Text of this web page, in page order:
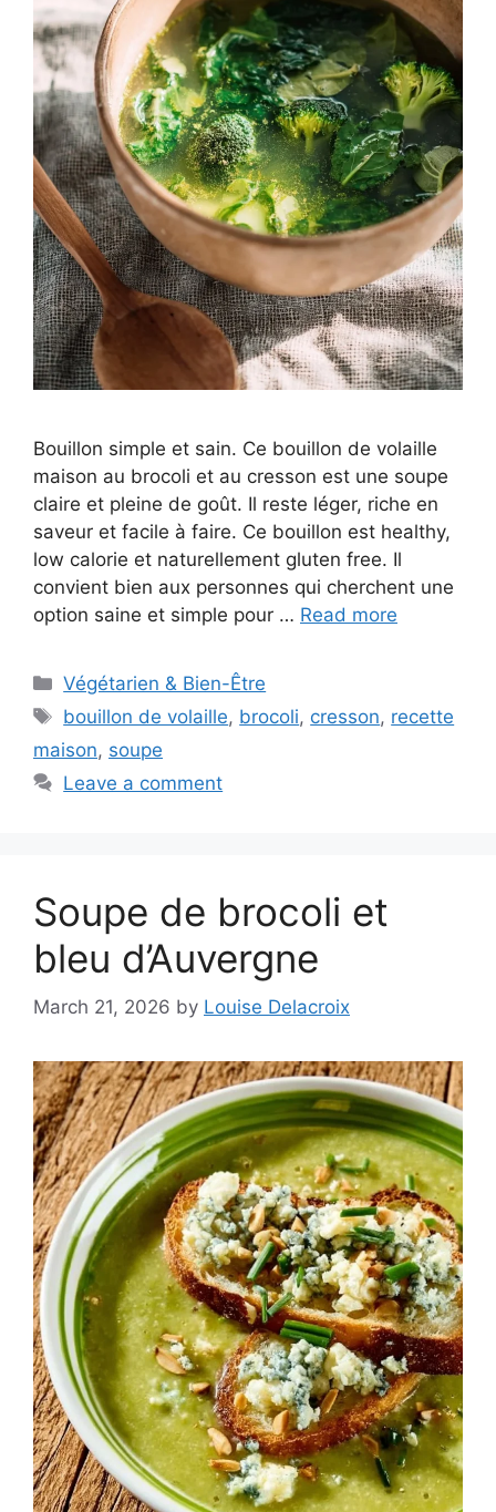
Bouillon simple et sain. Ce bouillon de volaille
maison au brocoli et au cresson est une soupe
claire et pleine de goût. Il reste léger, riche en
saveur et facile à faire. Ce bouillon est healthy,
low calorie et naturellement gluten free. Il
convient bien aux personnes qui cherchent une
option saine et simple pour … Read more
Categories
Végétarien & Bien-Être
Tags
bouillon de volaille, brocoli, cresson, recette
maison, soupe
Leave a comment
Soupe de brocoli et
bleu d’Auvergne
March 21, 2026 by Louise Delacroix